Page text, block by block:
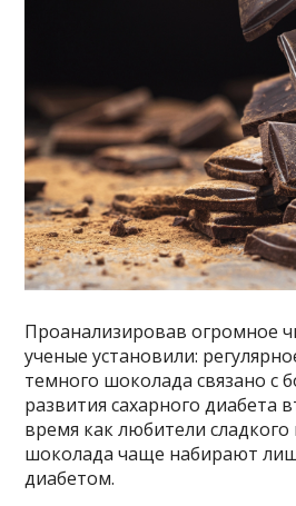
Проанализировав огромное
ученые установили:
темного шоколада связано с
развития сахарного диабета
время как любители
шоколада чаще набирают
диабетом.